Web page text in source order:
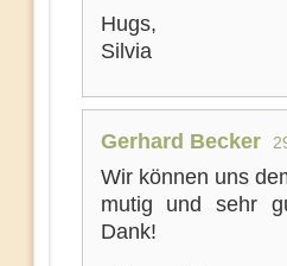
Hugs,
Silvia
Gerhard Becker
Wir können uns
mutig und sehr
Dank!